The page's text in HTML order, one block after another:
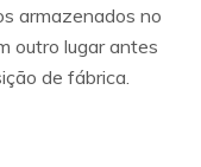
armazenados no
outro lugar antes
de fábrica.